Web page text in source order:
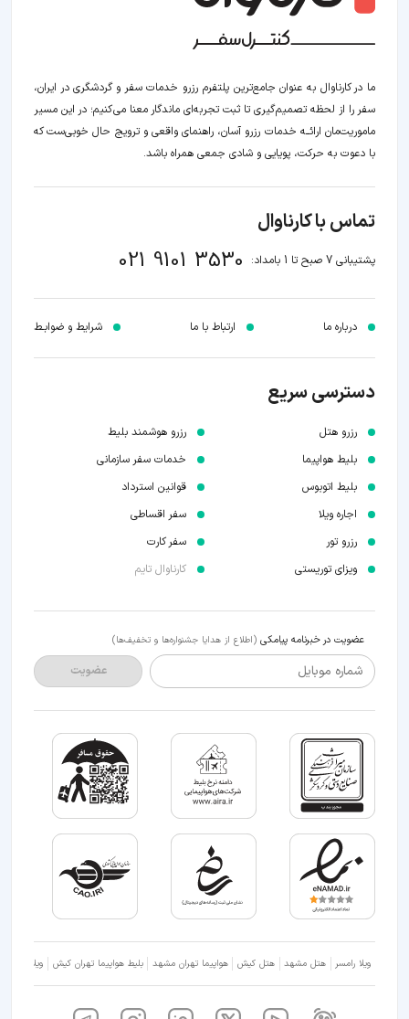
ما در کارناوال به عنوان جامع‌ترین پلتفرم رزرو خدمات سفر و گردشگری در ایران،
سفر را از لحظه‌ تصمیم‌گیری تا ثبت تجربه‌ای ماندگار معنا می‌کنیم؛ در این مسیر‍
ماموریت‌مان اراﺋــﻪ خدمات رزرو آسان، راهنمای واقعی و ترویج حال خوبی‌ست که
با دعوت به حرکت، پویایی و شادی جمعی همراه باشد.
تماس با کارناوال
پشتیبانی 7 صبح تا 1 بامداد: 021 9101 3530
درباره ما ارتباط با ما شرایط و ضوابـط
دسترسی سریع
رزرو هتل
بلیط هواپیما
بلیط اتوبوس
اجاره ویلا
رزرو تور
ویزای توریستی
رزرو هوشمند بلیط
خدمات سفر سازمانی
قوانین استرداد
سفر اقساطی
سفر کارت
کارناوال تایم
عضویت در خبرنامه پیامکی (اطلاع از هدایا جشنواره‌ها و تخفیف‌ها)
شماره موبایل عضویت
ویلا رامسر هتل مشهد هتل کیش هواپیما تهران مشهد بلیط هواپیما تهران کیش ویلا شمال